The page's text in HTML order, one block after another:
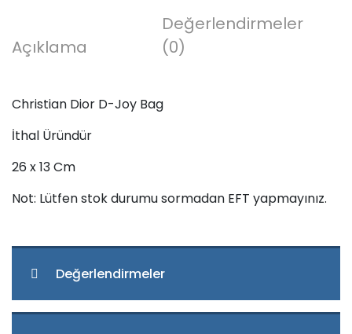
Açıklama
Değerlendirmeler
(0)
Christian Dior D-Joy Bag
İthal Üründür
26 x 13 Cm
Not: Lütfen stok durumu sormadan EFT yapmayınız.
Değerlendirmeler